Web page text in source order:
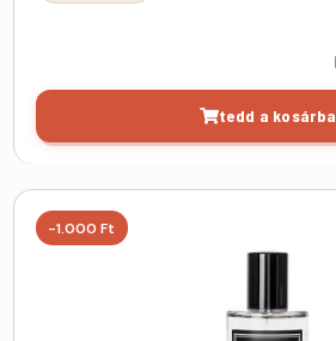
tedd a kosárba
-1.000 Ft